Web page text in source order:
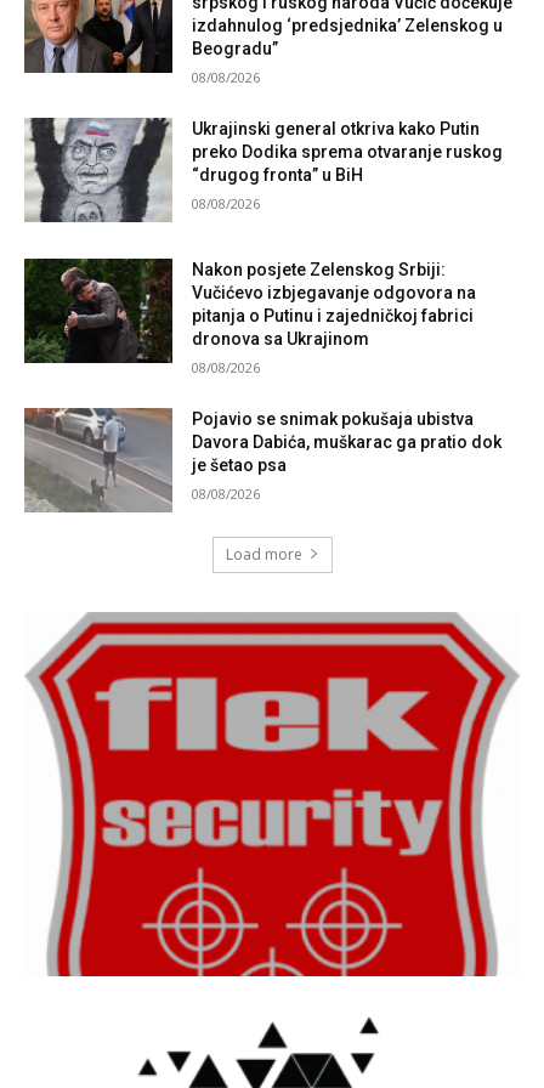
izdahnulog ‘predsjednika’ Zelenskog u
Beogradu”
08/08/2026
Ukrajinski general otkriva kako Putin
preko Dodika sprema otvaranje ruskog
“drugog fronta” u BiH
08/08/2026
Nakon posjete Zelenskog Srbiji:
Vučićevo izbjegavanje odgovora na
pitanja o Putinu i zajedničkoj fabrici
dronova sa Ukrajinom
08/08/2026
Pojavio se snimak pokušaja ubistva
Davora Dabića, muškarac ga pratio dok
je šetao psa
08/08/2026
Load more